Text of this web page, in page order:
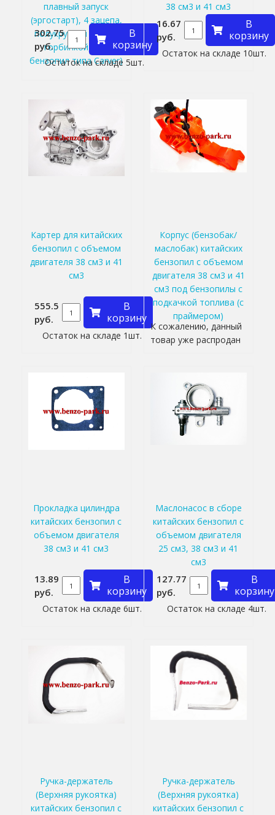
плавный запуск
(эргостарт), 4 зацепа,
полукруглый верх (с
горбинкой, для
бензопил типа Carver)
302.75
руб.
В
корзину
Остаток на складе 5шт.
38 см3 и 41 см3
16.67
руб.
В
корзину
Остаток на складе 10шт.
Картер для китайских
бензопил с объемом
двигателя 38 см3 и 41
см3
555.5
руб.
В
корзину
Остаток на складе 1шт.
Корпус (бензобак/
маслобак) китайских
бензопил с объемом
двигателя 38 см3 и 41
см3 под бензопилы с
подкачкой топлива (с
праймером)
К сожалению, данный
товар уже распродан
Прокладка цилиндра
китайских бензопил с
объемом двигателя
38 см3 и 41 см3
13.89
руб.
В
корзину
Остаток на складе 6шт.
Маслонасос в сборе
китайских бензопил с
объемом двигателя
25 см3, 38 см3 и 41
см3
127.77
руб.
В
корзину
Остаток на складе 4шт.
Ручка-держатель
(Верхняя рукоятка)
китайских бензопил с
Ручка-держатель
(Верхняя рукоятка)
китайских бензопил с